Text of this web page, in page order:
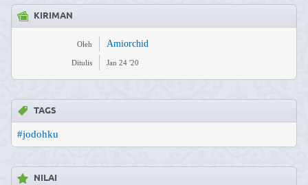
KIRIMAN
Oleh Amiorchid
Ditulis Jan 24 '20
TAGS
#jodohku
NILAI